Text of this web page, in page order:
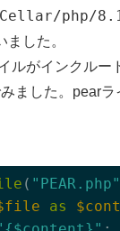
php/
ました。
ルがインクルー
ました。pear
( "PEAR.php"
as